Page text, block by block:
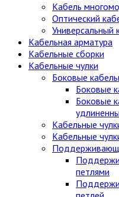
Кабель
Оптический
Универсальный
Кабельная арматура
Кабельные сборки
Кабельные чулки
Боковые
Боковые
Боковые
Кабельные
Кабельные
петлями